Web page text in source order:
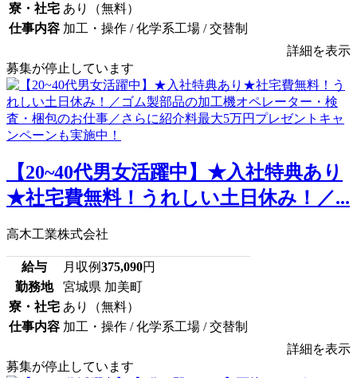
寮・社宅 あり（無料）
仕事内容 加工・操作 / 化学系工場 / 交替制
詳細を表示
募集が停止しています
【20~40代男女活躍中】★入社特典あり
★社宅費無料！うれしい土日休み！／...
高木工業株式会社
給与 月収例375,090円
勤務地
宮城県 加美町
寮・社宅 あり（無料）
仕事内容 加工・操作 / 化学系工場 / 交替制
詳細を表示
募集が停止しています